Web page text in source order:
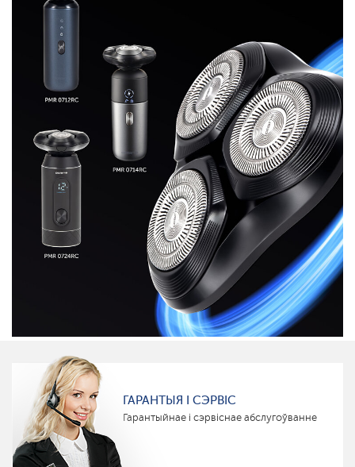
ГАРАНТЫЯ І СЭРВІС
Гарантыйнае і сэрвіснае абслугоўванне